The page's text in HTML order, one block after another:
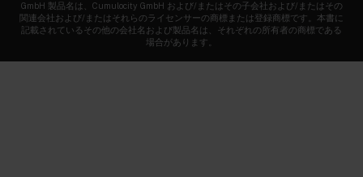
GmbH 製品名は、Cumulocity GmbH および/またはその子会社および/またはその
関連会社および/またはそれらのライセンサーの商標または登録商標です。本書に
記載されているその他の会社名および製品名は、それぞれの所有者の商標である
場合があります。